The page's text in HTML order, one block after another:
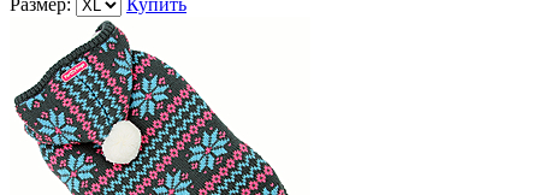
Размер: Купить